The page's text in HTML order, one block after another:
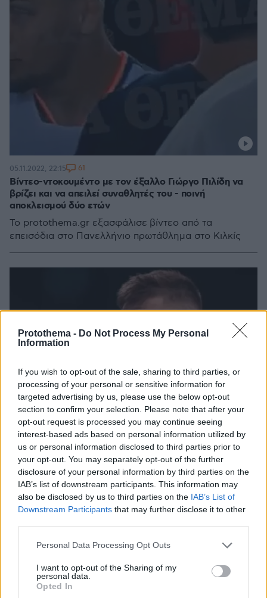
Protothema - Do Not Process My Personal
Information
If you wish to opt-out of the sale, sharing to third parties, or
processing of your personal or sensitive information for
targeted advertising by us, please use the below opt-out
section to confirm your selection. Please note that after your
opt-out request is processed you may continue seeing
interest-based ads based on personal information utilized by
us or personal information disclosed to third parties prior to
your opt-out. You may separately opt-out of the further
disclosure of your personal information by third parties on the
IAB’s list of downstream participants. This information may
also be disclosed by us to third parties on the IAB’s List of
Downstream Participants that may further disclose it to other
Please note that this website/app uses one or more Google
not limited to your visit or usage behaviour. You may click to
grant or deny consent to Google and its third-party tags to
use your data for below specified purposes in below Google
Personal Data Processing Opt Outs
I want to opt-out of the Sharing of my
personal data.
Opted In
Βίντεο-ντοκουμέντο με τον έξαλλο Γιώργο Πιλίδη να
βρίζει και να απειλεί συναθλητές του - ποινή
αποκλεισμού δύο ετών
Το protothema.gr εξασφάλισε βίντεο από τα
επεισόδια στο Πανελλήνιο πρωτάθλημα στο Κιλκίς
05.11.2022, 22:15 61
Ποινή αποκλεισμού δύο ετών από την ομοσπονδία
Ο Γιώργος Πιλίδης και άλλοι τέσσερις παλαιστές
τιμωρήθηκαν για τα επεισόδια στις Σέρρες τον
04.11.2022, 23:01 46